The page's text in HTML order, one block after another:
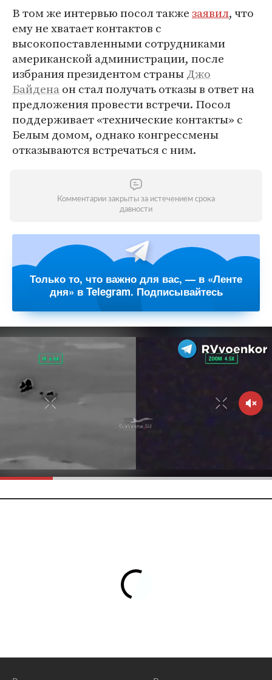
В том же интервью посол такжезаявил, что
ему не хватает контактов с
высокопоставленными сотрудниками
американской администрации, после
избрания президентом страныДжо
Байденаон стал получать отказы в ответ на
предложения провести встречи. Посол
поддерживает «технические контакты» с
Белым домом, однако конгрессмены
отказываются встречаться с ним.
Комментарии закрыты за истечением срока
давности
Только то, что важно для вас, — в «Ленте
дня» в Telegram. Подписывайтесь